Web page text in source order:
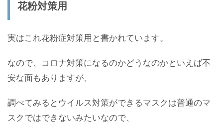
花粉対策用
実はこれ花粉症対策用と書かれています。
なので、コロナ対策になるのかどうなのかといえば不
安な面もありますが、
調べてみるとウイルス対策ができるマスクは普通のマ
スクではできないみたいなので、